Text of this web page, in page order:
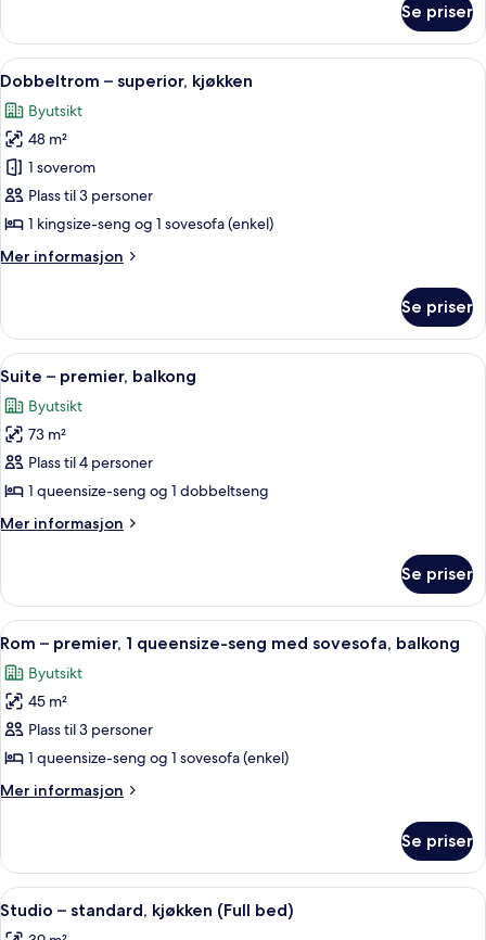
Deck)
–
deluxe
(Private
Deck)
Se priser
Åpne
alle
bildene
av
Dobbeltrom
–
superior,
Dobbeltrom – superior, kjøkken |
5
Dobbeltrom – superior, kjøkken
Byutsikt
48 m²
1 soverom
Plass til 3 personer
1 kingsize-seng og 1 sovesofa (enkel)
Mer informasjon
Mer
–
superior,
kjøkken
Se priser
Åpne
alle
bildene
av
Suite
–
premier,
balkong
Suite – premier, balkong | Minibar,
7
Suite – premier, balkong
Byutsikt
73 m²
Plass til 4 personer
1 queensize-seng og 1 dobbeltseng
Mer informasjon
Mer
–
premier,
balkong
Se priser
Åpne
alle
bildene
av
Rom
–
premier,
1
seng
med
sovesofa,
balkong
Rom – premier, 1 queensize-seng
7
Rom – premier, 1 queensize-seng med sovesofa, balkong
Byutsikt
45 m²
Plass til 3 personer
1 queensize-seng og 1 sovesofa (enkel)
Mer informasjon
Mer
–
premier,
1
Se priser
Åpne
alle
Studio – standard, kjøkken (Full bed)
6
Studio – standard, kjøkken (Full bed)